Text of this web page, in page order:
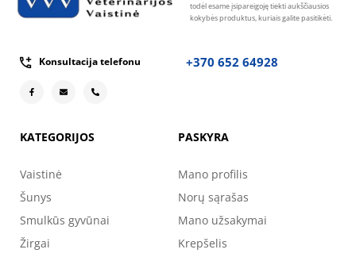
todėl esame įsipareigoję tiekti aukščiausios
kokybės produktus, kuriais galite pasitikėti.
Konsultacija telefonu +370 652 64928
KATEGORIJOS
Vaistinė
Šunys
Smulkūs gyvūnai
Žirgai
PASKYRA
Mano profilis
Norų sąrašas
Mano užsakymai
Krepšelis